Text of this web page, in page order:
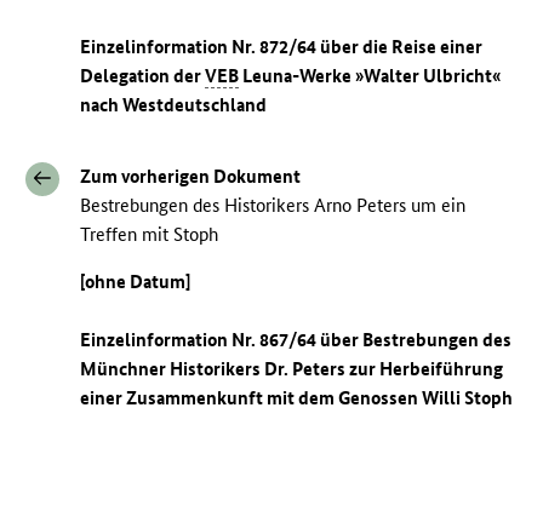
Einzelinformation Nr. 872/64 über die Reise einer
Delegation derVEB Leuna-Werke »Walter Ulbricht«
nach Westdeutschland
Zum vorherigen Dokument
Bestrebungen des Historikers Arno Peters um ein
Treffen mit Stoph
[ohne Datum]
Einzelinformation Nr. 867/64 über Bestrebungen des
Münchner Historikers Dr. Peters zur Herbeiführung
einer Zusammenkunft mit dem Genossen Willi Stoph